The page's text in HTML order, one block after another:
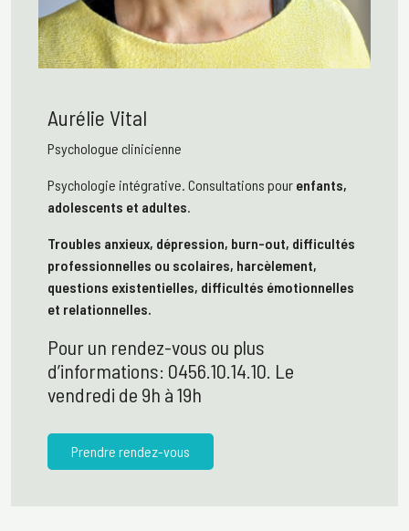
Aurélie Vital
Psychologue clinicienne
Psychologie intégrative. Consultations pour enfants,
adolescents et adultes.
Troubles anxieux, dépression, burn-out, difficultés
professionnelles ou scolaires, harcèlement,
questions existentielles, difficultés émotionnelles
et relationnelles.
Pour un rendez-vous ou plus
d’informations: 0456.10.14.10. Le
vendredi de 9h à 19h
Prendre rendez-vous